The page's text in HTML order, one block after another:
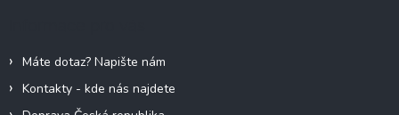
Máte dotaz? Napište nám
Kontakty - kde nás najdete